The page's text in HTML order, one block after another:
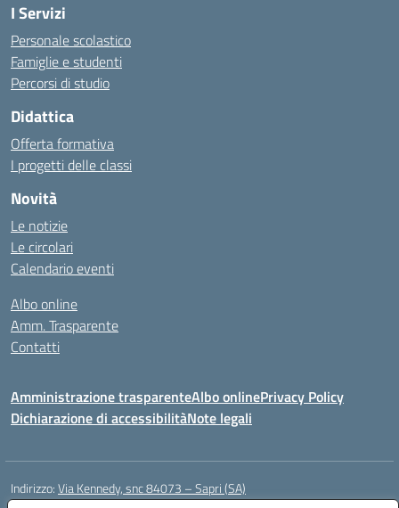
I Servizi
Personale scolastico
Famiglie e studenti
Percorsi di studio
Didattica
Offerta formativa
I progetti delle classi
Novità
Le notizie
Le circolari
Calendario eventi
Albo online
Amm. Trasparente
Contatti
Amministrazione trasparenteAlbo onlinePrivacy Policy
Dichiarazione di accessibilitàNote legali
Indirizzo:Via Kennedy, snc 84073 – Sapri (SA)